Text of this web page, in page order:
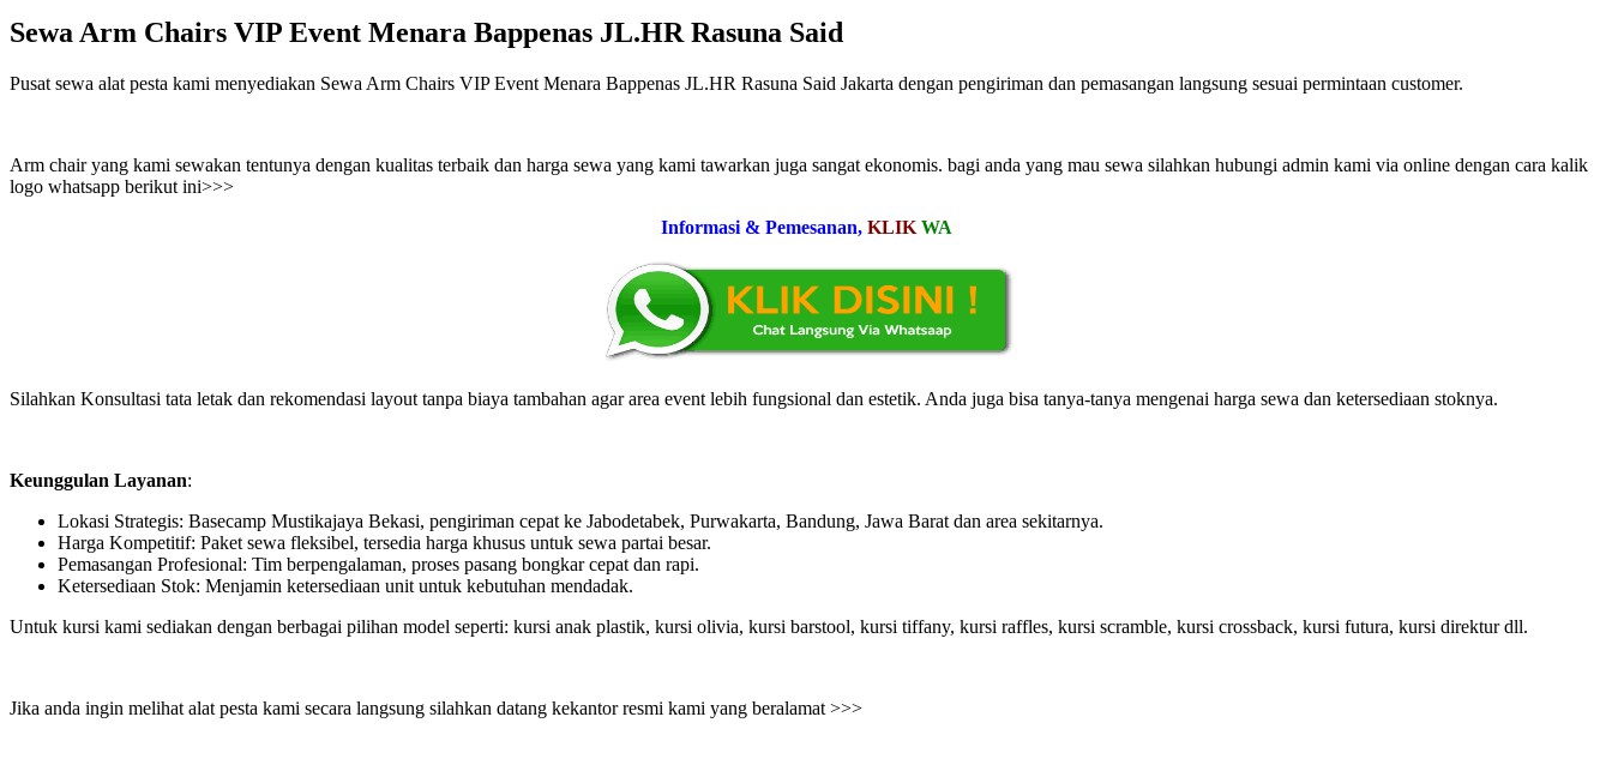
Sewa Arm Chairs VIP Event Menara Bappenas JL.HR Rasuna Said
Pusat sewa alat pesta kami menyediakan Sewa Arm Chairs VIP Event Menara Bappenas JL.HR Rasuna Said Jakarta dengan pengiriman dan pemasangan langsung sesuai permintaan customer.
Arm chair yang kami sewakan tentunya dengan kualitas terbaik dan harga sewa yang kami tawarkan juga sangat ekonomis. bagi anda yang mau sewa silahkan hubungi admin kami via online dengan cara kalik
logo whatsapp berikut ini>>>
Informasi & Pemesanan, KLIK WA
Silahkan Konsultasi tata letak dan rekomendasi layout tanpa biaya tambahan agar area event lebih fungsional dan estetik. Anda juga bisa tanya-tanya mengenai harga sewa dan ketersediaan stoknya.
Keunggulan Layanan:
Lokasi Strategis: Basecamp Mustikajaya Bekasi, pengiriman cepat ke Jabodetabek, Purwakarta, Bandung, Jawa Barat dan area sekitarnya.
Harga Kompetitif: Paket sewa fleksibel, tersedia harga khusus untuk sewa partai besar.
Pemasangan Profesional: Tim berpengalaman, proses pasang bongkar cepat dan rapi.
Ketersediaan Stok: Menjamin ketersediaan unit untuk kebutuhan mendadak.
Untuk kursi kami sediakan dengan berbagai pilihan model seperti: kursi anak plastik, kursi olivia, kursi barstool, kursi tiffany, kursi raffles, kursi scramble, kursi crossback, kursi futura, kursi direktur dll.
Jika anda ingin melihat alat pesta kami secara langsung silahkan datang kekantor resmi kami yang beralamat >>>